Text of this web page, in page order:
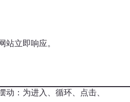
站立即响应。
动：为进入、循环、点击、